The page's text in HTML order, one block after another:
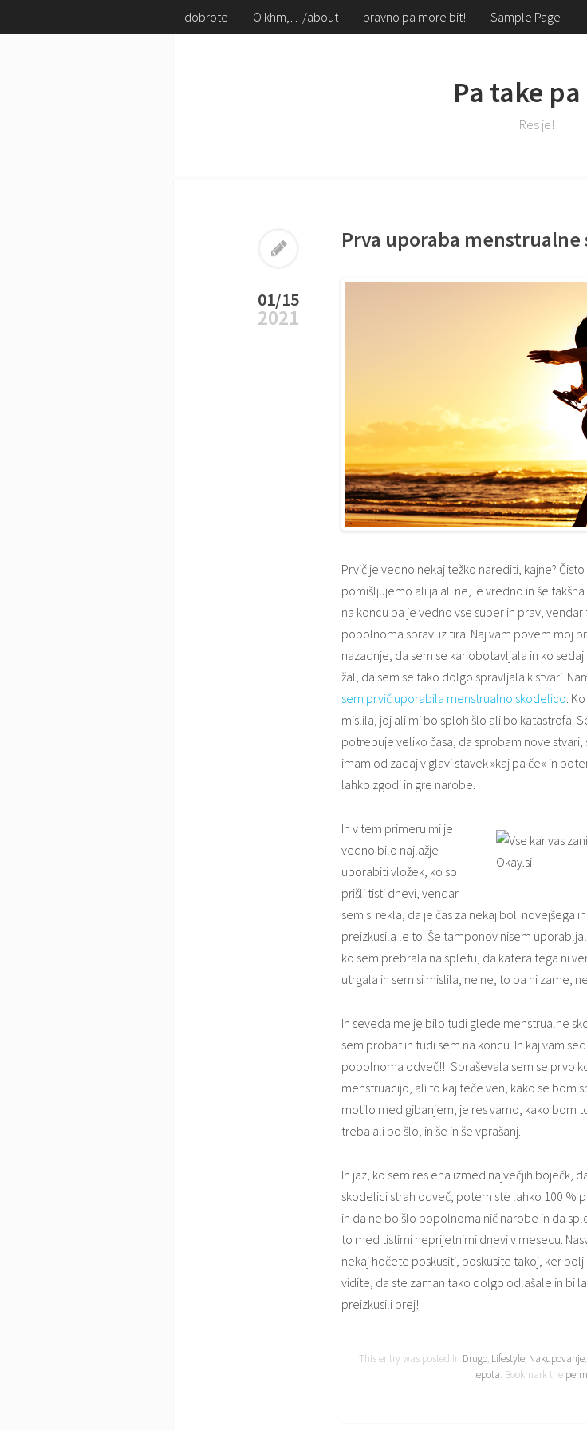
dobrote O khm,…/about pravno pa more bit! Sample Page
Pa take
Res je!
Prva uporaba menstrualne
01/15
2021
Prvič je vedno nekaj težko narediti, kajne?
pomišljujemo ali ja ali ne, je vredno in še
na koncu pa je vedno vse super in prav,
popolnoma spravi iz tira. Naj vam povem moj
nazadnje, da sem se kar obotavljala in ko
žal, da sem se tako dolgo spravljala k stvari.
sem prvič uporabila menstrualno skodelico.
mislila, joj ali mi bo sploh šlo ali bo katastrofa.
potrebuje veliko časa, da sprobam nove
imam od zadaj v glavi stavek »kaj pa če« in
lahko zgodi in gre narobe.
In v tem primeru mi je
vedno bilo najlažje
uporabiti vložek, ko so
prišli tisti dnevi, vendar
sem si rekla, da je čas za nekaj bolj novejšega
preizkusila le to. Še tamponov nisem
ko sem prebrala na spletu, da katera tega ni
utrgala in sem si mislila, ne ne, to pa ni zame,
In seveda me je bilo tudi glede menstrualne
sem probat in tudi sem na koncu. In kaj vam
popolnoma odveč!!! Spraševala sem se prvo
menstruacijo, ali to kaj teče ven, kako se bom
motilo med gibanjem, je res varno, kako bom
treba ali bo šlo, in še in še vprašanj.
In jaz, ko sem res ena izmed največjih boječk,
skodelici strah odveč, potem ste lahko 100 %
in da ne bo šlo popolnoma nič narobe in da
to med tistimi neprijetnimi dnevi v mesecu.
nekaj hočete poskusiti, poskusite takoj, ker
vidite, da ste zaman tako dolgo odlašale in bi
preizkusili prej!
This entry was posted in Drugo, Lifestyle, Nakupovanje,
lepota. Bookmark the